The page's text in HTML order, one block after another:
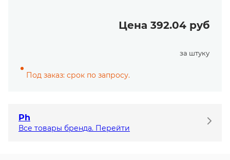
Цена 392.04 руб
за штуку
Под заказ: срок по запросу.
Ph
Все товары бренда. Перейти